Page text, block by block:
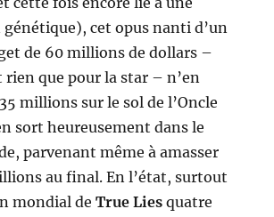
cet opus nanti d’un
de 60 millions de dollars –
que pour la star – n’en
millions sur le sol de l’Oncle
sort heureusement dans le
parvenant même à amasser
au final. En l’état, surtout
mondial deTrue Lies quatre